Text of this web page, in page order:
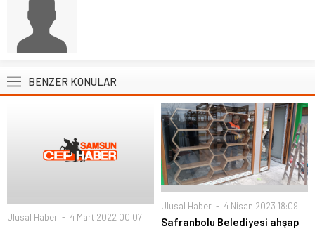
BENZER KONULAR
Ulusal Haber 4 Mart 2022 00:07
Ulusal Haber 4 Nisan 2023 18:09
Safranbolu Belediyesi ahşap